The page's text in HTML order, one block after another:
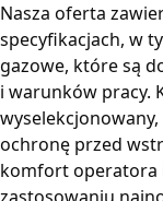
Nasza oferta
specyfikacjach, w
gazowe, które są
i warunków pracy.
ochronę przed
komfort operatora